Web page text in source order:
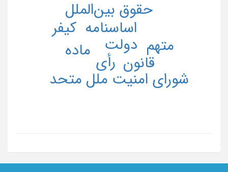
اساسنامه
حقوق بین‌الملل
دولت
رأی
شورای امنیت ملل متحد
قانون
ماده متهم
کیفر